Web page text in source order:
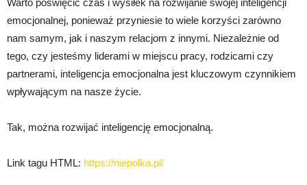
Warto poświęcić czas i wysiłek na rozwijanie swojej inteligencji
emocjonalnej, ponieważ przyniesie to wiele korzyści zarówno
nam samym, jak i naszym relacjom z innymi. Niezależnie od
tego, czy jesteśmy liderami w miejscu pracy, rodzicami czy
partnerami, inteligencja emocjonalna jest kluczowym czynnikiem
wpływającym na nasze życie.
Tak, można rozwijać inteligencję emocjonalną.
Link tagu HTML: https://niepolka.pl/